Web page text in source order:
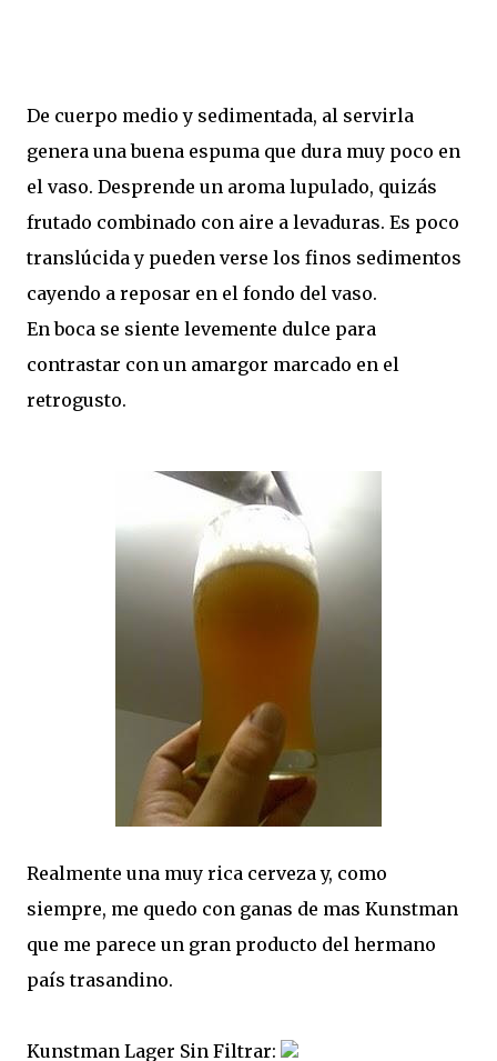
De cuerpo medio y sedimentada, al servirla
genera una buena espuma que dura muy poco en
el vaso. Desprende un aroma lupulado, quizás
frutado combinado con aire a levaduras. Es poco
translúcida y pueden verse los finos sedimentos
cayendo a reposar en el fondo del vaso.
En boca se siente levemente dulce para
contrastar con un amargor marcado en el
retrogusto.
Realmente una muy rica cerveza y, como
siempre, me quedo con ganas de mas Kunstman
que me parece un gran producto del hermano
país trasandino.
Kunstman Lager Sin Filtrar: